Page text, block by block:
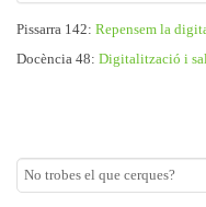
Pissarra 142: Repensem la
Docència 48: Digitalització i